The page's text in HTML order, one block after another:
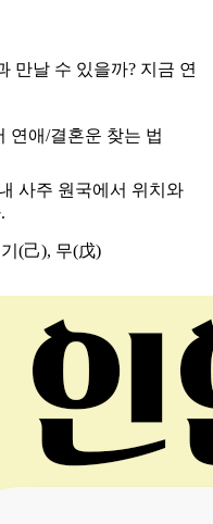
만날 수 있을까? 지금 연
연애/결혼운 찾는 법
사주 원국에서 위치와
(己), 무(戊)